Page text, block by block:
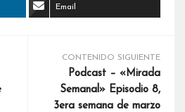
Email
CONTENIDO SIGUIENTE
Podcast – «Mirada
Semanal» Episodio 8,
3era semana de marzo